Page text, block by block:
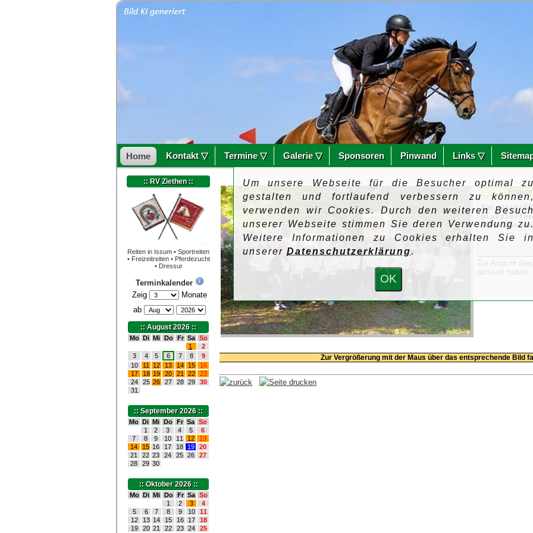
Home Kontakt ▽ Termine ▽ Galerie ▽ Sponsoren Pinwand Links ▽
:: RV Ziethen ::
Reiten in Issum • Sportreiten
• Freizeitreiten • Pferdezucht
• Dressur
Terminkalender
Zeig
Monate
ab
:: August 2026 ::
Mo Di Mi Do Fr Sa So
1
2
3
4 5 6 7 8
9
10
11 12 13 14 15
16
17
18 19 20 21 22
23
24
25 26 27 28 29
30
31
:: September 2026 ::
Mo Di Mi Do Fr Sa So
1
2 3 4 5
6
7
8 9 10 11 12
13
14
15 16 17 18 19
20
21
22 23 24 25 26
27
28
29 30
:: Oktober 2026 ::
Mo Di Mi Do Fr Sa So
1
2 3
4
5
6 7 8 9 10
11
12
13 14 15 16 17
18
19
20 21 22 23 24 25
Zur Ansicht
aktiviert haben.
Zur Vergrößerung mit der Maus über das entsprechende Bild
Um unsere Webseite für die Besucher optimal zu
gestalten und fortlaufend verbessern zu
verwenden wir Cookies. Durch den weiteren Besuch
unserer Webseite stimmen Sie deren Verwendung zu.
Weitere Informationen zu Cookies erhalten Sie in
unserer Datenschutzerklärung.
OK